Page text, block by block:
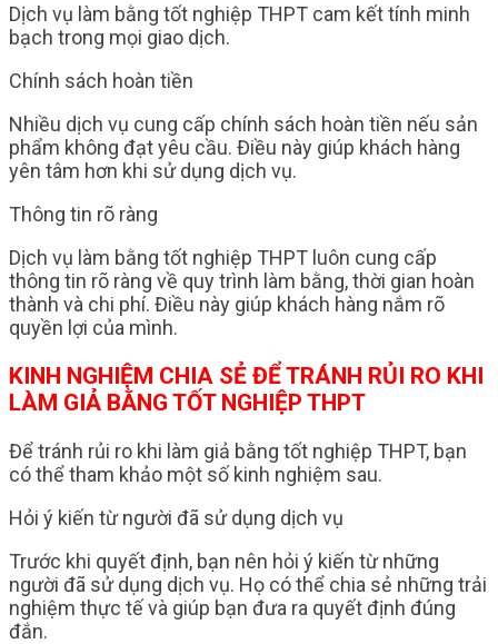
Dịch vụ làm bằng tốt nghiệp THPT cam kết tính minh
bạch trong mọi giao dịch.
Chính sách hoàn tiền
Nhiều dịch vụ cung cấp chính sách hoàn tiền nếu sản
phẩm không đạt yêu cầu. Điều này giúp khách hàng
yên tâm hơn khi sử dụng dịch vụ.
Thông tin rõ ràng
Dịch vụ làm bằng tốt nghiệp THPT luôn cung cấp
thông tin rõ ràng về quy trình làm bằng, thời gian hoàn
thành và chi phí. Điều này giúp khách hàng nắm rõ
quyền lợi của mình.
KINH NGHIỆM CHIA SẺ ĐỂ TRÁNH RỦI RO KHI
LÀM GIẢ BẰNG TỐT NGHIỆP THPT
Để tránh rủi ro khi làm giả bằng tốt nghiệp THPT, bạn
có thể tham khảo một số kinh nghiệm sau.
Hỏi ý kiến từ người đã sử dụng dịch vụ
Trước khi quyết định, bạn nên hỏi ý kiến từ những
người đã sử dụng dịch vụ. Họ có thể chia sẻ những trải
nghiệm thực tế và giúp bạn đưa ra quyết định đúng
đắn.